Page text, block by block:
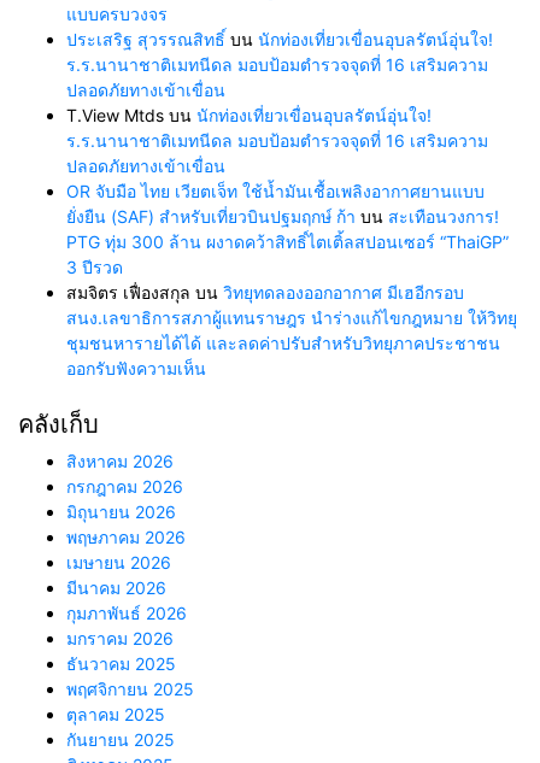
แบบครบวงจร
ประเสริฐ สุวรรณสิทธิ์ บน นักท่องเที่ยวเขื่อนอุบลรัตน์อุ่นใจ!
ร.ร.นานาชาติเมทนีดล มอบป้อมตำรวจจุดที่ 16 เสริมความ
ปลอดภัยทางเข้าเขื่อน
T.View Mtds บน นักท่องเที่ยวเขื่อนอุบลรัตน์อุ่นใจ!
ร.ร.นานาชาติเมทนีดล มอบป้อมตำรวจจุดที่ 16 เสริมความ
ปลอดภัยทางเข้าเขื่อน
OR จับมือ ไทย เวียตเจ็ท ใช้น้ำมันเชื้อเพลิงอากาศยานแบบ
ยั่งยืน (SAF) สำหรับเที่ยวบินปฐมฤกษ์ ก้า บน สะเทือนวงการ!
PTG ทุ่ม 300 ล้าน ผงาดคว้าสิทธิ์ไตเติ้ลสปอนเซอร์ “ThaiGP”
3 ปีรวด
สมจิตร เฟื่องสกุล บน วิทยุทดลองออกอากาศ มีเฮอีกรอบ
สนง.เลขาธิการสภาผู้แทนราษฎร นำร่างแก้ไขกฎหมาย ให้วิทยุ
ชุมชนหารายได้ได้ และลดค่าปรับสำหรับวิทยุภาคประชาชน
ออกรับฟังความเห็น
คลังเก็บ
สิงหาคม 2026
กรกฎาคม 2026
มิถุนายน 2026
พฤษภาคม 2026
เมษายน 2026
มีนาคม 2026
กุมภาพันธ์ 2026
มกราคม 2026
ธันวาคม 2025
พฤศจิกายน 2025
ตุลาคม 2025
กันยายน 2025